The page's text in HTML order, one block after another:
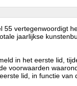
55 vertegenwoordigt
jaarlijkse
in het eerste lid,
voorwaarden
lid, in functie van